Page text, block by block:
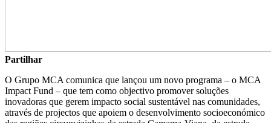
Partilhar
O Grupo MCA comunica que lançou um novo programa – o MCA
Impact Fund – que tem como objectivo promover soluções
inovadoras que gerem impacto social sustentável nas comunidades,
através de projectos que apoiem o desenvolvimento socioeconómico